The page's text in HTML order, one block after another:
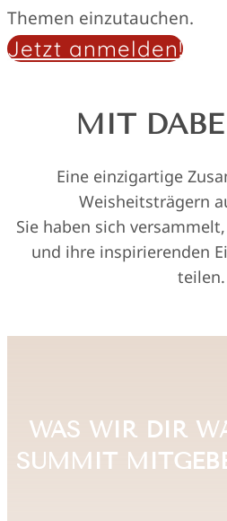
Themen einzutauchen.
Jetzt anmelden!
MIT
Eine einzigartige
Weisheitsträgern
Sie haben sich
und ihre inspirierenden
teilen.
WAS WIR DIR
SUMMIT